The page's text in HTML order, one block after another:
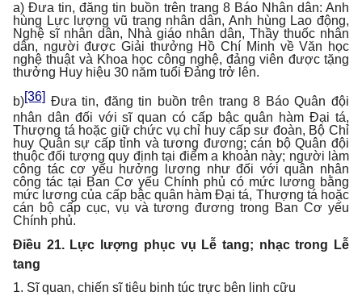
a) Đưa tin, đăng tin buồn trên trang 8 Báo Nhân dân: Anh
hùng Lực lượng vũ trang nhân dân, Anh hùng Lao động,
Nghệ sĩ nhân dân, Nhà giáo nhân dân, Thầy thuốc nhân
dân, người được Giải thưởng Hồ Chí Minh về Văn học
nghệ thuật và Khoa học công nghệ, đảng viên được tặng
thưởng Huy hiệu 30 năm tuổi Đảng trở lên.
b)[36] Đưa tin, đăng tin buồn trên trang 8 Báo Quân đội
nhân dân đối với sĩ quan có cấp bậc quân hàm Đại tá,
Thượng tá hoặc giữ chức vụ chỉ huy cấp sư đoàn, Bộ Chỉ
huy Quân sự cấp tỉnh và tương đương; cán bộ Quân đội
thuộc đối tượng quy định tại điểm a khoản này; người làm
công tác cơ yếu hưởng lương như đối với quân nhân
công tác tại Ban Cơ yếu Chính phủ có mức lương bằng
mức lương của cấp bậc quân hàm Đại tá, Thượng tá hoặc
cán bộ cấp cục, vụ và tương đương trong Ban Cơ yếu
Chính phủ.
Điều 21. Lực lượng phục vụ Lễ tang; nhạc trong Lễ
tang
1. Sĩ quan, chiến sĩ tiêu binh túc trực bên linh cữu